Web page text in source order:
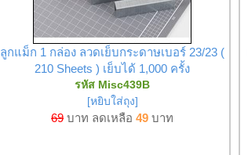
ลูกแม็ก 1 กล่อง ลวดเย็บกระดาษเบอร์ 23/23 (
210 Sheets ) เย็บได้ 1,000 ครั้ง
รหัส Misc439B
[หยิบใส่ถุง]
69 บาท ลดเหลือ49 บาท